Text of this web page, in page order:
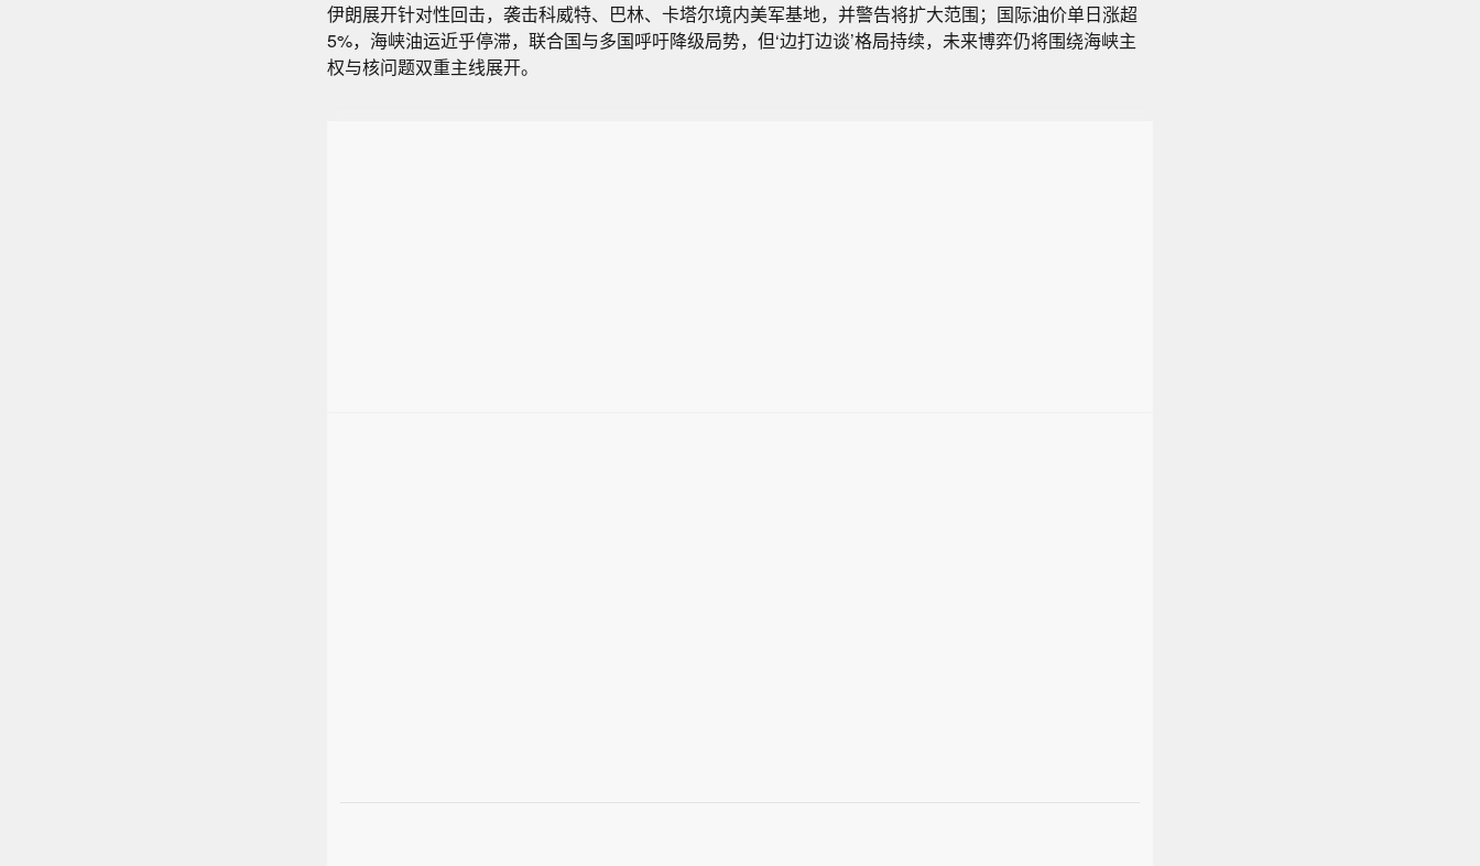
伊朗展开针对性回击，袭击科威特、巴林、卡塔尔境内美军基地，并警告将扩大范围；国际油价单日涨超
5%，海峡油运近乎停滞，联合国与多国呼吁降级局势，但‘边打边谈’格局持续，未来博弈仍将围绕海峡主
权与核问题双重主线展开。